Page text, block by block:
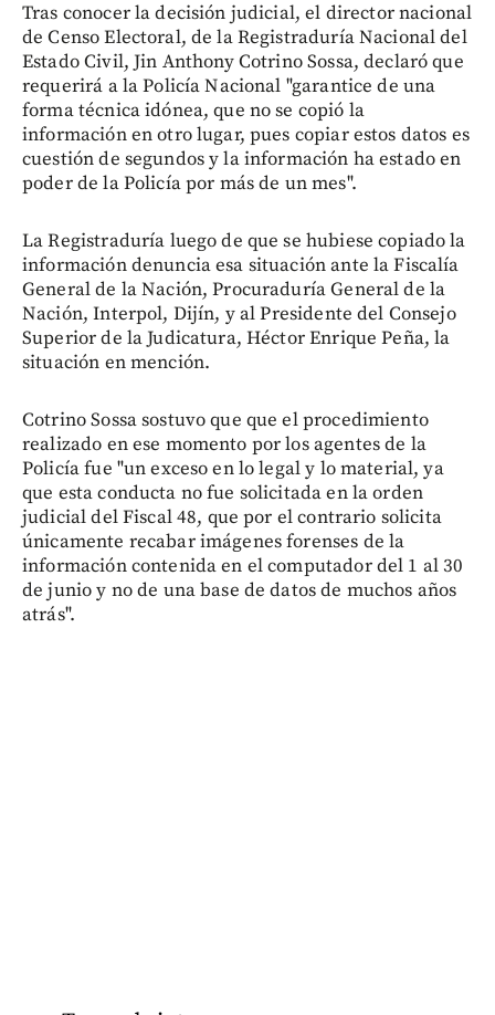
Tras conocer la decisión judicial, el director nacional
de Censo Electoral, de la Registraduría Nacional del
Estado Civil, Jin Anthony Cotrino Sossa, declaró que
requerirá a la Policía Nacional "garantice de una
forma técnica idónea, que no se copió la
información en otro lugar, pues copiar estos datos es
cuestión de segundos y la información ha estado en
poder de la Policía por más de un mes".
La Registraduría luego de que se hubiese copiado la
información denuncia esa situación ante la Fiscalía
General de la Nación, Procuraduría General de la
Nación, Interpol, Dijín, y al Presidente del Consejo
Superior de la Judicatura, Héctor Enrique Peña, la
situación en mención.
Cotrino Sossa sostuvo que que el procedimiento
realizado en ese momento por los agentes de la
Policía fue "un exceso en lo legal y lo material, ya
que esta conducta no fue solicitada en la orden
judicial del Fiscal 48, que por el contrario solicita
únicamente recabar imágenes forenses de la
información contenida en el computador del 1 al 30
de junio y no de una base de datos de muchos años
atrás".